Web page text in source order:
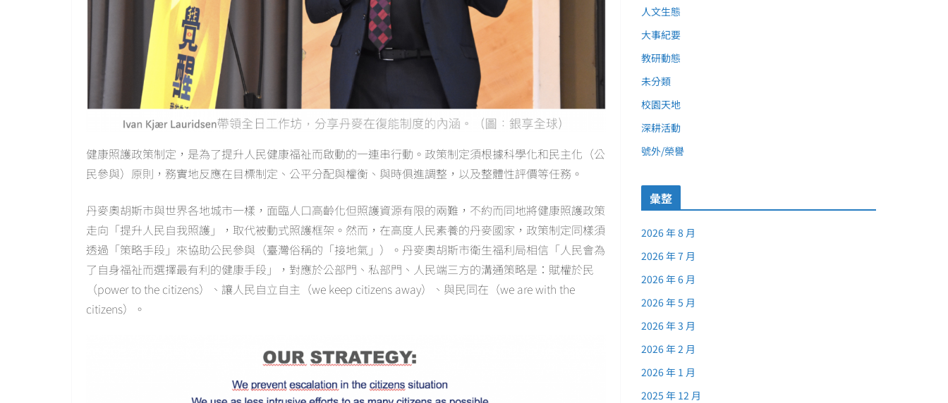
健康照護政策制定，是為了提升人民健康福祉而啟動的一連串行動。政策制定須根據科學化和民主化（公
民參與）原則，務實地反應在目標制定、公平分配與權衡、與時俱進調整，以及整體性評價等任務。
丹麥奧胡斯市與世界各地城市一樣，面臨人口高齡化但照護資源有限的兩難，不約而同地將健康照護政策
走向「提升人民自我照護」，取代被動式照護框架。然而，在高度人民素養的丹麥國家，政策制定同樣須
透過「策略手段」來協助公民參與（臺灣俗稱的「接地氣」）。丹麥奧胡斯市衛生福利局相信「人民會為
了自身福祉而選擇最有利的健康手段」，對應於公部門、私部門、人民端三方的溝通策略是：賦權於民
（power to the citizens）、讓人民自立自主（we keep citizens away）、與民同在（we are with the
citizens）。
人文生態
大事紀要
教研動態
未分類
校園天地
深耕活動
號外/榮譽
彙整
2026 年 8 月
2026 年 7 月
2026 年 6 月
2026 年 5 月
2026 年 3 月
2026 年 2 月
2026 年 1 月
2025 年 12 月